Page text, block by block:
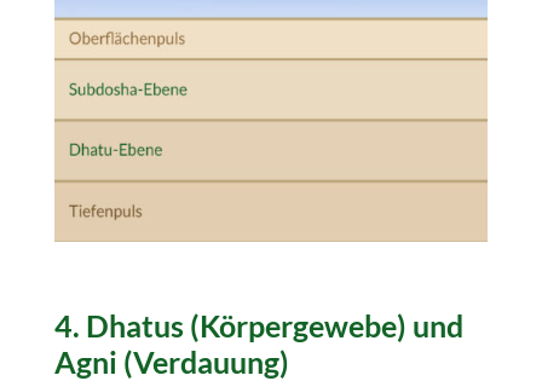
4. Dhatus (Körpergewebe) und
Agni (Verdauung)